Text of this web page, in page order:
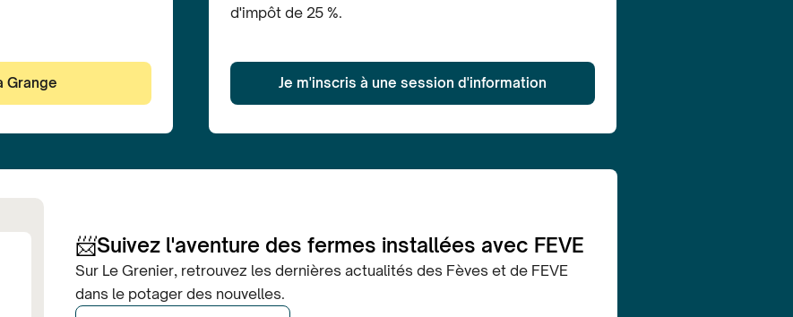
Grange
d'impôt de 25 %.
Je m'inscris à une session d'information
📨Suivez l'aventure des fermes installées avec FEVE
Sur Le Grenier, retrouvez les dernières actualités des Fèves et de FEVE
dans le potager des nouvelles.